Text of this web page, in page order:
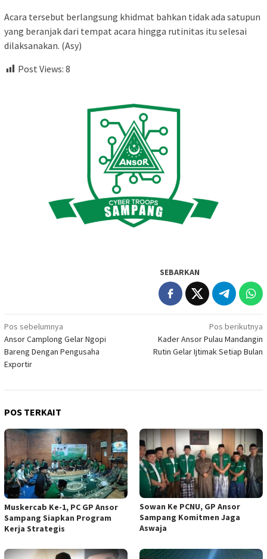
Acara tersebut berlangsung khidmat bahkan tidak ada satupun
yang beranjak dari tempat acara hingga rutinitas itu selesai
dilaksanakan. (Asy)
Post Views: 8
SEBARKAN
Navigasi
pos
Pos sebelumnya
Ansor Camplong Gelar Ngopi
Bareng Dengan Pengusaha
Exportir
Pos berikutnya
Kader Ansor Pulau Mandangin
Rutin Gelar Ijtimak Setiap Bulan
POS TERKAIT
Muskercab Ke-1, PC GP Ansor
Sampang Siapkan Program
Kerja Strategis
Sowan Ke PCNU, GP Ansor
Sampang Komitmen Jaga
Aswaja